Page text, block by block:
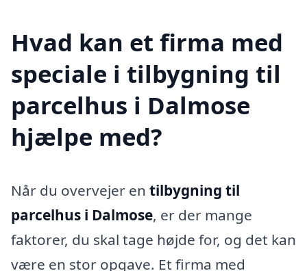
Hvad kan et firma med
speciale i tilbygning til
parcelhus i Dalmose
hjælpe med?
Når du overvejer en tilbygning til
parcelhus i Dalmose, er der mange
faktorer, du skal tage højde for, og det kan
være en stor opgave. Et firma med